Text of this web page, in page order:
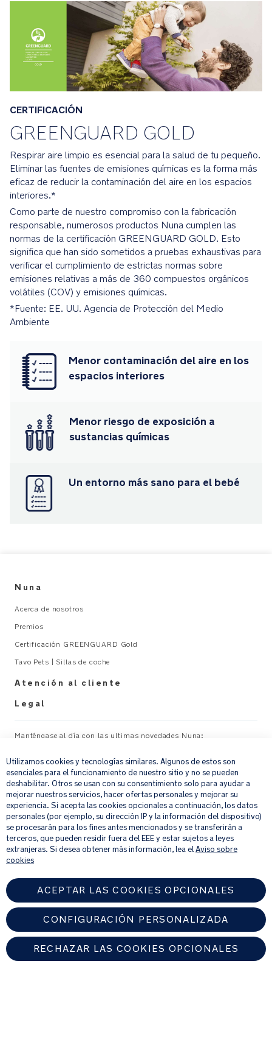
manillar
y
la
delantera
piel
sintética
de
alta
calidad
aportan
estilo
vuestros
paseos
La
capota
extensible
con
ventanas
se
cierra
silenciosamente
imanes,
y
se
puede
con
la
cremallera
estaciones
al
bebé
abrigado
invierno
y
fácilmente
malla
en
verano
La
cubierta
para
lluvia
incluida
protege
al
niño
de
CERTIFICACIÓN
GREENGUARD GOLD
Respirar aire limpio es esencial para la salud de tu pequeño.
Eliminar las fuentes de emisiones químicas es la forma más
eficaz de reducir la contaminación del aire en los espacios
interiores.*
Como parte de nuestro compromiso con la fabricación
responsable, numerosos productos Nuna cumplen las
normas de la certificación GREENGUARD GOLD. Esto
significa que han sido sometidos a pruebas exhaustivas para
verificar el cumplimiento de estrictas normas sobre
emisiones relativas a más de 360 compuestos orgánicos
volátiles (COV) y emisiones químicas.
*Fuente: EE. UU. Agencia de Protección del Medio
Ambiente
Menor contaminación del aire en los
espacios interiores
Menor riesgo de exposición a
sustancias químicas
Un entorno más sano para el bebé
Nuna
Acerca de nosotros
Premios
Certificación GREENGUARD Gold
Tavo Pets | Sillas de coche
Atención al cliente
Legal
Manténgase al día con las ultimas novedades Nuna:
Su correo electrónico REGISTRAR
Al proporcionar tu dirección de correo electrónico, aceptas recibir por
correo electrónico nuestro boletín de noticias e información sobre
productos y ofertas que creamos que puedan ser de tu interés.
Si quieres más información sobre cómo procesamos tus datos personales,
consulta nuestro
aviso de privacidad
Utilizamos cookies y tecnologías similares. Algunos de estos son
esenciales para el funcionamiento de nuestro sitio y no se pueden
deshabilitar. Otros se usan con su consentimiento solo para ayudar a
mejorar nuestros servicios, hacer ofertas personales y mejorar su
experiencia. Si acepta las cookies opcionales a continuación, los datos
personales (por ejemplo, su dirección IP y la información del dispositivo)
se procesarán para los fines antes mencionados y se transferirán a
terceros, que pueden residir fuera del EEE y estar sujetos a leyes
extranjeras. Si desea obtener más información, lea elAviso sobre
cookies
ACEPTAR LAS COOKIES OPCIONALES
CONFIGURACIÓN PERSONALIZADA
RECHAZAR LAS COOKIES OPCIONALES